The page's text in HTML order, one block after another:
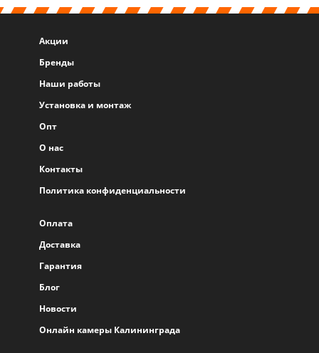
Акции
Бренды
Наши работы
Установка и монтаж
Опт
О нас
Контакты
Политика конфиденциальности
Оплата
Доставка
Гарантия
Блог
Новости
Онлайн камеры Калининграда